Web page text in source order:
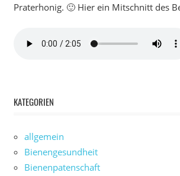
Praterhonig. 🙂 Hier ein Mitschnitt des
KATEGORIEN
allgemein
Bienengesundheit
Bienenpatenschaft